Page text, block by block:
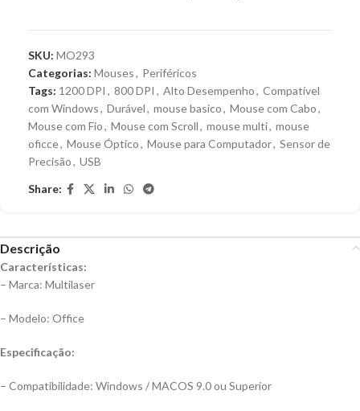
SKU: MO293
Categorias: Mouses, Periféricos
Tags: 1200 DPI , 800 DPI , Alto Desempenho, Compatível
com Windows, Durável, mouse basico, Mouse com Cabo,
Mouse com Fio, Mouse com Scroll, mouse multi, mouse
oficce, Mouse Óptico, Mouse para Computador, Sensor de
Precisão, USB
Share:
Descrição
Características:
– Marca: Multilaser
– Modelo: Office
Especificação:
– Compatibilidade: Windows / MACOS 9.0 ou Superior